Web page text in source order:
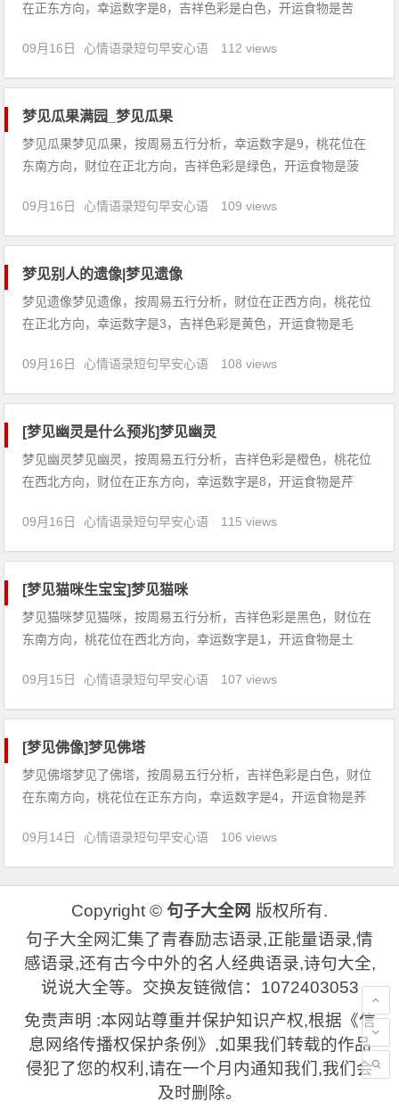
在正东方向，幸运数字是8，吉祥色彩是白色，开运食物是苦
对目前的婚姻生活不满意，心情也很低落。2、梦见偷鸡，预示
着近期你的运势不佳，诸事也不顺利，是不祥之兆。3、做生意
09月16日 心情语录短句早安心语 112 views
梦见瓜果满园_梦见瓜果
梦见瓜果梦见瓜果，按周易五行分析，幸运数字是9，桃花位在
东南方向，财位在正北方向，吉祥色彩是绿色，开运食物是菠
着近期你的运势不佳，心情也很差，由于一时的大意惹的祸会更
令你焦虑。2、梦见吃腐烂的瓜果，预示要多注意自己的日常饮
09月16日 心情语录短句早安心语 109 views
梦见别人的遗像|梦见遗像
梦见遗像梦见遗像，按周易五行分析，财位在正西方向，桃花位
在正北方向，幸运数字是3，吉祥色彩是黄色，开运食物是毛
味着有波折、心情不稳，诸事有阻碍，慎防小人背信。2、梦见
陌生人的遗像，这个陌生人其实就是梦中自我的另一面，代表着
09月16日 心情语录短句早安心语 108 views
[梦见幽灵是什么预兆]梦见幽灵
梦见幽灵梦见幽灵，按周易五行分析，吉祥色彩是橙色，桃花位
在西北方向，财位在正东方向，幸运数字是8，开运食物是芹
明心情不稳定，忽冷忽热，互相信任婚姻可成。2、怀孕的人梦
见幽灵，预示生女，冬占生男，慎防动胎气。3、做生意的人梦
09月16日 心情语录短句早安心语 115 views
[梦见猫咪生宝宝]梦见猫咪
梦见猫咪梦见猫咪，按周易五行分析，吉祥色彩是黑色，财位在
东南方向，桃花位在西北方向，幸运数字是1，开运食物是土
示着近期的意志有些消沉，会沉迷于一些事情中无法自拔，建议
你可以外出散散心，调整下心情，或许会有不一样的想法。2、
09月15日 心情语录短句早安心语 107 views
[梦见佛像]梦见佛塔
梦见佛塔梦见了佛塔，按周易五行分析，吉祥色彩是白色，财位
在东南方向，桃花位在正东方向，幸运数字是4，开运食物是荞
说明只要互相信任，坦诚对待可成夫妻。2、做生意的人梦见了
佛塔，代表虽有财利，内部不能安定，心情不好。3、梦见佛
塔，佛塔
09月14日 心情语录短句早安心语 106 views
Copyright © 句子大全网 版权所有.
句子大全网汇集了青春励志语录,正能量语录,情
感语录,还有古今中外的名人经典语录,诗句大全,
说说大全等。交换友链微信：1072403053
免责声明 :本网站尊重并保护知识产权,根据《信
息网络传播权保护条例》,如果我们转载的作品
侵犯了您的权利,请在一个月内通知我们,我们会
及时删除。